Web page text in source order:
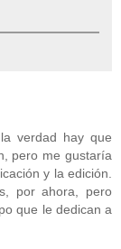
verdad hay que
pero me gustaría
y la edición.
por ahora, pero
que le dedican a